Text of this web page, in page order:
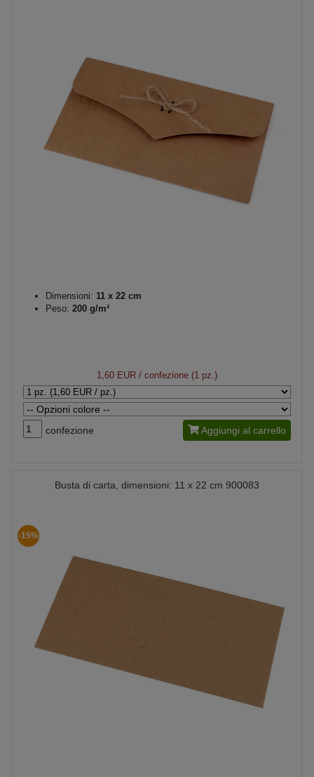
Dimensioni: 11 x 22 cm
Peso: 200 g/m²
1,60 EUR / confezione (1 pz.)
confezione Aggiungi al carrello
Busta di carta, dimensioni: 11 x 22 cm 900083
-15%